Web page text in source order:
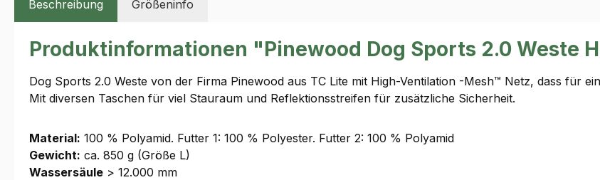
Beschreibung Größeninfo
Produktinformationen "Pinewood Dog Sports 2.0 Weste
Dog Sports 2.0 Weste von der Firma Pinewood aus TC Lite mit High-Ventilation -Mesh™ Netz, dass für
Mit diversen Taschen für viel Stauraum und Reflektionsstreifen für zusätzliche Sicherheit.
Material: 100 % Polyamid. Futter 1: 100 % Polyester. Futter 2: 100 % Polyamid
Gewicht: ca. 850 g (Größe L)
Wassersäule > 12.000 mm